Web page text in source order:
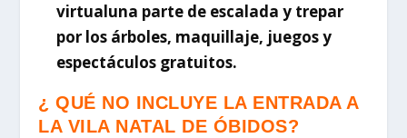
virtualuna parte de escalada y trepar
por los árboles, maquillaje, juegos y
espectáculos gratuitos.
¿ QUÉ NO INCLUYE LA ENTRADA A
LA VILA NATAL DE ÓBIDOS?